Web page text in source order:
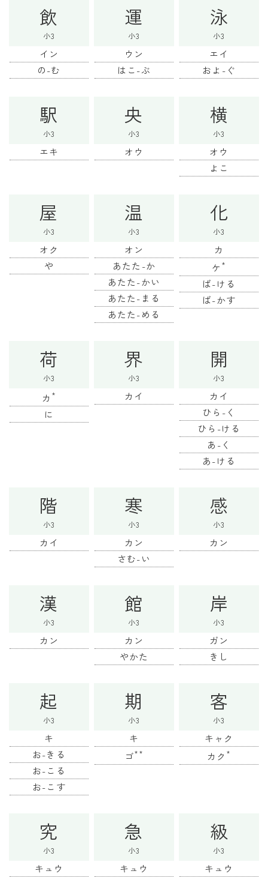
飲
小3
イン
の-む
運
小3
ウン
はこ-ぶ
泳
小3
エイ
およ-ぐ
駅
小3
エキ
央
小3
オウ
横
小3
オウ
よこ
屋
小3
オク
や
温
小3
オン
あたた-か
あたた-かい
あたた-まる
あたた-める
化
小3
カ
ケ *
ば-ける
ば-かす
荷
小3
カ *
に
界
小3
カイ
開
小3
カイ
ひら-く
ひら-ける
あ-く
あ-ける
階
小3
カイ
寒
小3
カン
さむ-い
感
小3
カン
漢
小3
カン
館
小3
カン
やかた
岸
小3
ガン
きし
起
小3
キ
お-きる
お-こる
お-こす
期
小3
キ
ゴ**
客
小3
キャク
カク *
究
小3
キュウ
急
小3
キュウ
級
小3
キュウ